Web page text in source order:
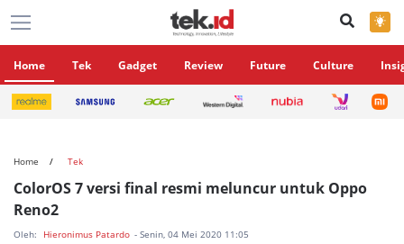
×
Home Tek Gadget Review Future Culture
Home Tek
ColorOS 7 versi final resmi meluncur untuk Oppo
Reno2
Oleh: Hieronimus Patardo - Senin, 04 Mei 2020 11:05